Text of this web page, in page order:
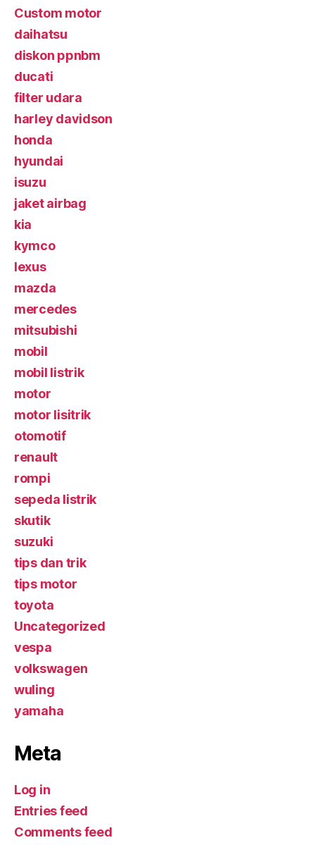
Custom motor
daihatsu
diskon ppnbm
ducati
filter udara
harley davidson
honda
hyundai
isuzu
jaket airbag
kia
kymco
lexus
mazda
mercedes
mitsubishi
mobil
mobil listrik
motor
motor lisitrik
otomotif
renault
rompi
sepeda listrik
skutik
suzuki
tips dan trik
tips motor
toyota
Uncategorized
vespa
volkswagen
wuling
yamaha
Meta
Log in
Entries feed
Comments feed